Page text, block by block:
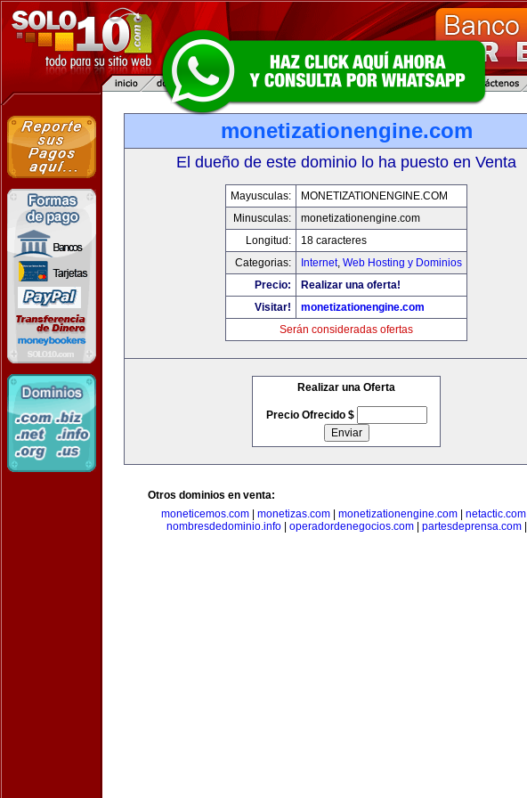
monetizationengine.com
El dueño de este dominio lo ha puesto en Venta
Mayusculas:
MONETIZATIONENGINE.COM
Minusculas:
monetizationengine.com
Longitud:
18 caracteres
Categorias:
Internet, Web Hosting y Dominios
Precio:
Realizar una oferta!
Visitar!
monetizationengine.com
Serán consideradas ofertas
Realizar una Oferta
Precio Ofrecido $
Otros dominios en venta:
moneticemos.com
monetizas.com monetizationengine.com netactic.com
nombresdedominio.info| operadordenegocios.com| partesdeprensa.com|